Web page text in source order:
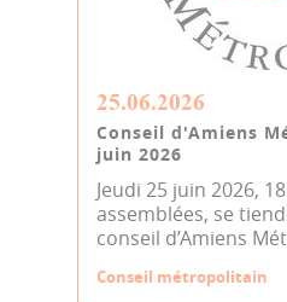
25.06.2026
Conseil d'Amiens
juin 2026
Jeudi 25 juin 2026,
assemblées, se
conseil d’Amiens
Conseil métropolitain